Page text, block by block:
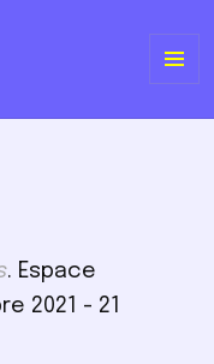
. Espace
2021 - 21